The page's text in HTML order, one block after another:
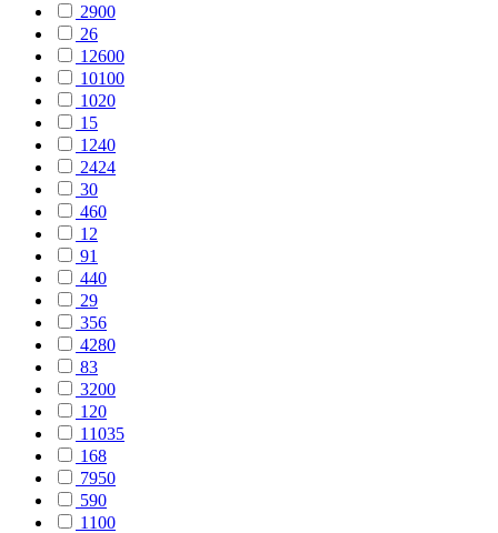
2900
26
12600
10100
1020
15
1240
2424
30
460
12
91
440
29
356
4280
83
3200
120
11035
168
7950
590
1100